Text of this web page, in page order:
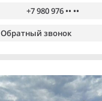
+7 980 976 •• ••
Обратный звонок